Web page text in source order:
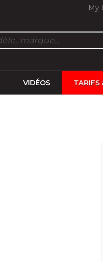
My
VIDÉOS TARIFS